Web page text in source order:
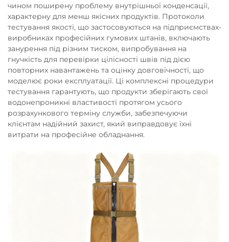
чином поширену проблему внутрішньої конденсації,
характерну для менш якісних продуктів. Протоколи
тестування якості, що застосовуються на підприємствах-
виробниках професійних гумових штанів, включають
занурення під різним тиском, випробування на
гнучкість для перевірки цілісності швів під дією
повторних навантажень та оцінку довговічності, що
моделює роки експлуатації. Ці комплексні процедури
тестування гарантують, що продукти зберігають свої
водонепроникні властивості протягом усього
розрахункового терміну служби, забезпечуючи
клієнтам надійний захист, який виправдовує їхні
витрати на професійне обладнання.